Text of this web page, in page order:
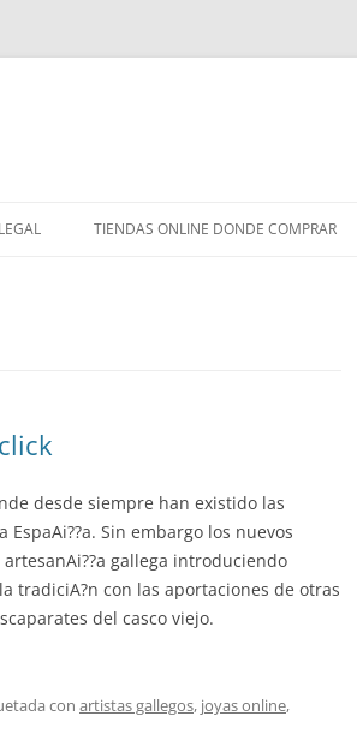
TIENDAS ONLINE DONDE COMPRAR
desde siempre han existido las
EspaAi??a. Sin embargo los nuevos
gallega introduciendo
tradiciA?n con las aportaciones de otras
del casco viejo.
con artistas gallegos, joyas online,